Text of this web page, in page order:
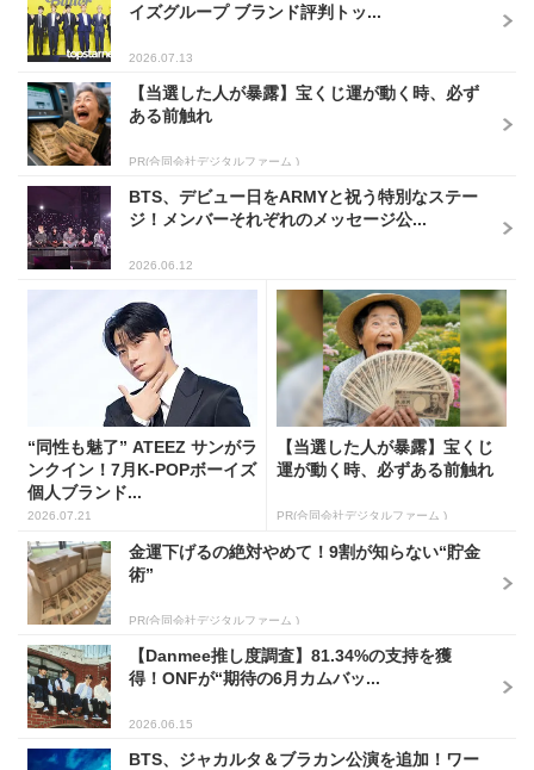
イズグループ ブランド評判トッ...
2026.07.13
【当選した人が暴露】宝くじ運が動く時、必ず
ある前触れ
PR(合同会社デジタルファーム )
BTS、デビュー日をARMYと祝う特別なステー
ジ！メンバーそれぞれのメッセージ公...
2026.06.12
“同性も魅了” ATEEZ サンがラ
ンクイン！7月K-POPボーイズ
個人ブランド...
2026.07.21
【当選した人が暴露】宝くじ
運が動く時、必ずある前触れ
PR(合同会社デジタルファーム )
金運下げるの絶対やめて！9割が知らない“貯金
術”
PR(合同会社デジタルファーム )
【Danmee推し度調査】81.34%の支持を獲
得！ONFが“期待の6月カムバッ...
2026.06.15
BTS、ジャカルタ＆ブラカン公演を追加！ワー